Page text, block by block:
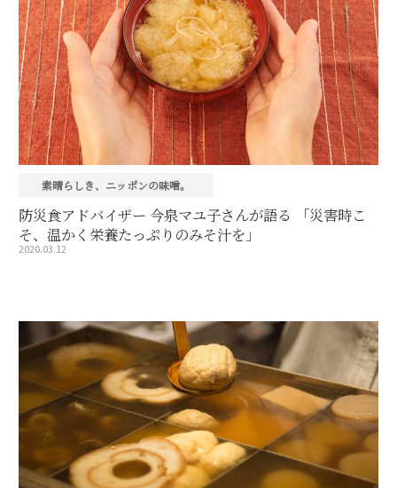
素晴らしき、ニッポンの味噌。
防災食アドバイザー 今泉マユ子さんが語る 「災害時こ
そ、温かく栄養たっぷりのみそ汁を」
2020.03.12